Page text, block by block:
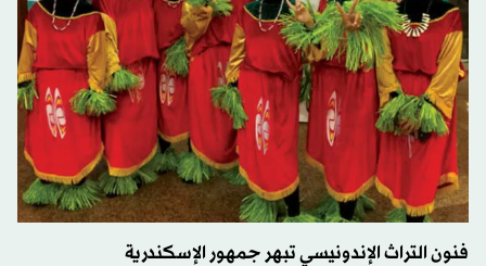
فنون التراث الإندونيسي تبهر جمهور الإسكندرية